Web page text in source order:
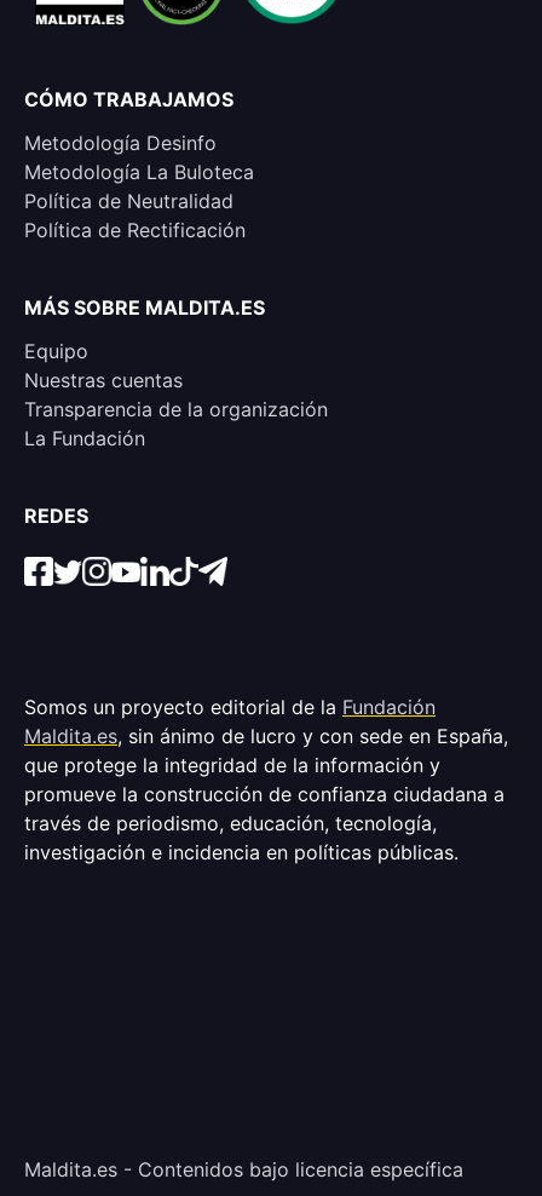
CÓMO TRABAJAMOS
Metodología Desinfo
Metodología La Buloteca
Política de Neutralidad
Política de Rectificación
MÁS SOBRE MALDITA.ES
Equipo
Nuestras cuentas
Transparencia de la organización
La Fundación
REDES
Somos un proyecto editorial de la Fundación
Maldita.es, sin ánimo de lucro y con sede en España,
que protege la integridad de la información y
promueve la construcción de confianza ciudadana a
través de periodismo, educación, tecnología,
investigación e incidencia en políticas públicas.
Maldita.es - Contenidos bajo licencia específica